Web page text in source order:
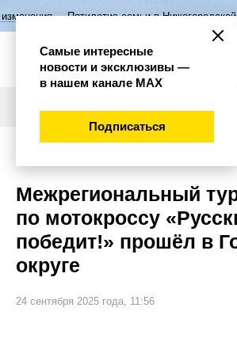
семьи в Нижегородской области Год
Межрегиональный
по мотокроссу
победит!» прошёл в
округе
24 сентября 2025 года, 11:56
Самые интересные
новости и эксклюзивы —
в нашем канале МАХ
Подписаться